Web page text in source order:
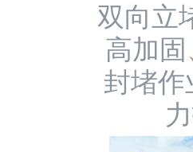
双向立
高加
封堵作